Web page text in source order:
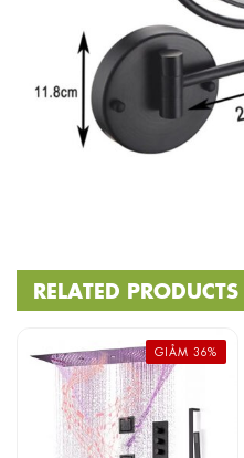
RELATED PRODUCTS
GIẢM 36%